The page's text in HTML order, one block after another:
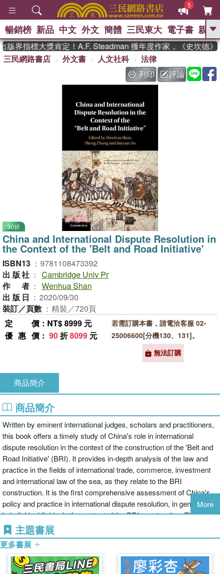
5
GO
熱搜： 東野圭吾 、
、 如果歷史是一群喵 、 暑期
國際布克獎 臺灣漫遊錄 、 方
孩：黎曼猜想 、
暢銷榜 新品 中文 外文 簡體 三民東大 電子書 親子
界指標大獎肯定！A.F. Steadman 獲年度作家，《史坎德》
三民網路書店
外文書 人文社科
法律
列印
評論
90折
China and International Dispute Resolution in
the Context of the 'Belt and Road Initiative'
ISBN13 ： 9781108473392
出版社 ： Cambridge Univ Pr
作者 ： Wenhua Shan
出版日 ： 2020/09/30
裝訂／頁數 ： 精裝／720頁
定價 ：NT$ 8999 元
優惠價 ： 90折8099 元
若需訂購本書，請電洽客服 02-
25006600[分機130、131]。
無法訂購
商品簡介
商品簡介
Written by eminent international judges, scholars and practitioners,
this book offers a timely study of China's role in international
dispute resolution in the context of the construction of the 'Belt and
Road Initiative' (BRI). It provides in-depth analysis of the law and
practice in the fields of international trade, commerce, investment
and international law of the sea, as they relate to the BRI
construction. It is the first comprehensive assessment of China's
policy and practice in international dispute resolution, in general and
in individual fields, in the context of the BRI construction. This book
will be an indispensable reading for scholars and practitioners with
interest in China and international dispute resolution. It also
constitutes an invaluable reference for anyone interested in the
changing international law and order, in which China is playing an
increasingly significant role, particularly through the BRI
More
主題書展
更多書展